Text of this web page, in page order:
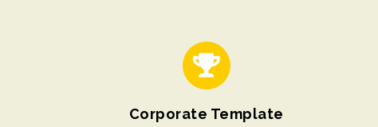
Corporate Template